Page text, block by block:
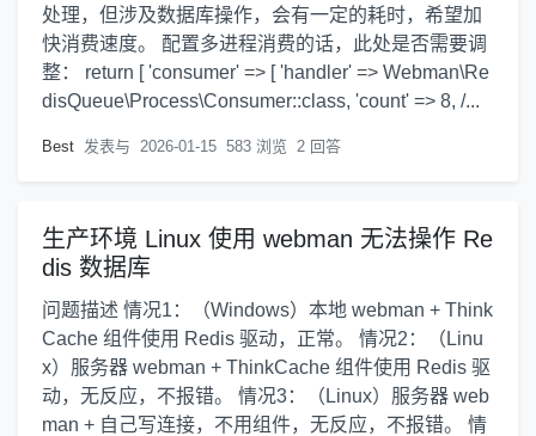
处理，但涉及数据库操作，会有一定的耗时，希望加
快消费速度。 配置多进程消费的话，此处是否需要调
整： return [ 'consumer' => [ 'handler' => Webman\Re
disQueue\Process\Consumer::class, 'count' => 8, /...
Best 发表与 2026-01-15 583 浏览 2 回答
生产环境 Linux 使用 webman 无法操作 Re
dis 数据库
问题描述 情况1：（Windows）本地 webman + Think
Cache 组件使用 Redis 驱动，正常。 情况2：（Linu
x）服务器 webman + ThinkCache 组件使用 Redis 驱
动，无反应，不报错。 情况3：（Linux）服务器 web
man + 自己写连接，不用组件，无反应，不报错。 情